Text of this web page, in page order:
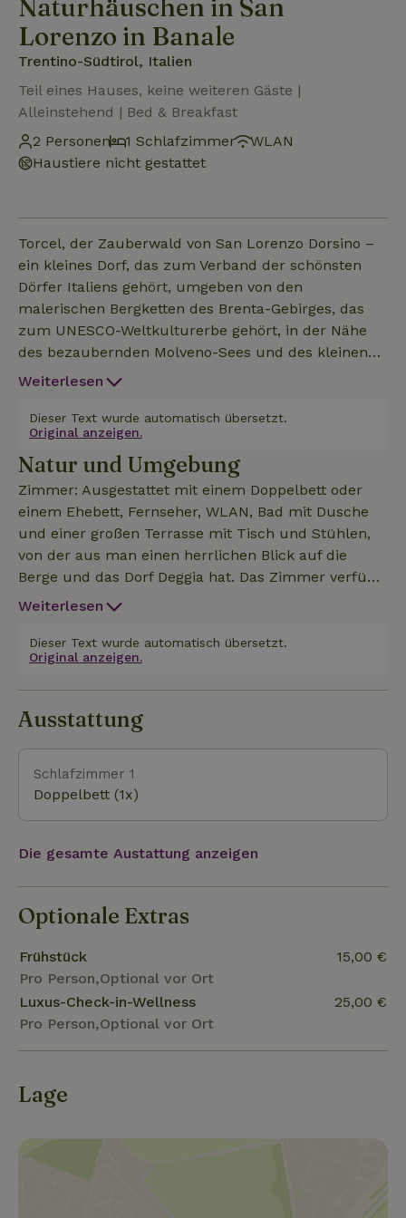
Naturhäuschen in San
Lorenzo in Banale
Trentino-Südtirol, Italien
Teil eines Hauses, keine weiteren Gäste |
Alleinstehend | Bed & Breakfast
2 Personen
1 Schlafzimmer
WLAN
Haustiere nicht gestattet
Torcel, der Zauberwald von San Lorenzo Dorsino –
ein kleines Dorf, das zum Verband der schönsten
Dörfer Italiens gehört, umgeben von den
malerischen Bergketten des Brenta-Gebirges, das
zum UNESCO-Weltkulturerbe gehört, in der Nähe
des bezaubernden Molveno-Sees und des kleinen
Nembia-Sees, nur einen Katzensprung von der
Anlage liegt mitten im Wald, mit ihren
sympathischen vierbeinigen Bewohnern – all das
wird eure Seele erfreuen. Hier könnt ihr
entspannende, besinnliche und erholsame
Spaziergänge im Wald genießen – eine ordentliche
Portion positiver Energie, die ihr mit vollen Lungen
einatmet! Oder ihr habt die Möglichkeit, im
Hochgebirge des Val Ambiez zu wandern, was ein
Weiterlesen
Dieser Text wurde automatisch übersetzt.
Original anzeigen.
Natur und Umgebung
Zimmer: Ausgestattet mit einem Doppelbett oder
einem Ehebett, Fernseher, WLAN, Bad mit Dusche
und einer großen Terrasse mit Tisch und Stühlen,
von der aus man einen herrlichen Blick auf die
Berge und das Dorf Deggia hat. Das Zimmer verfügt
über einen separaten Eingang Gegen eine Gebühr
ein Frühstücksbuffet zu genießen 25 € pro Person
für 2 Stunden im Außen-Wellnessbereich mit
Sauna, finnischem Heißwasserbecken, Ruhebereich
und Whirlpool (nur im Sommer). Öffnungszeiten von
13:00 bis 17:00 Uhr, nach Voranmeldung auch im
Weiterlesen
Dieser Text wurde automatisch übersetzt.
Original anzeigen.
Ausstattung
Schlafzimmer 1
Doppelbett (1x)
Die gesamte Austattung anzeigen
Optionale Extras
Frühstück
Pro Person,Optional vor Ort
15,00 €
Luxus-Check-in-Wellness
Pro Person,Optional vor Ort
25,00 €
Lage